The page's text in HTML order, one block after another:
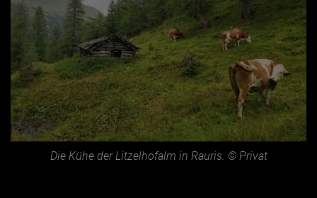
Die Kühe der Litzelhofalm in Rauris. © Privat